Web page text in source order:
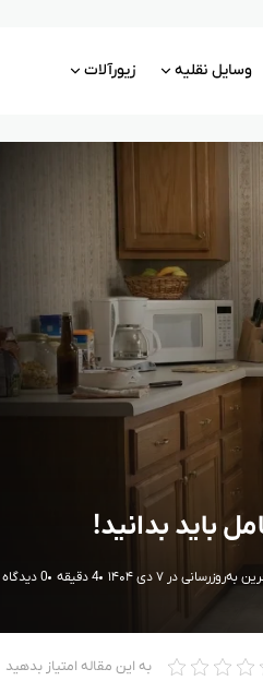
وسایل نقلیه زیورآلات
به‌روزرسانی در ۷ دی ۱۴۰۴ 4 دقیقه 0 دیدگاه
به این مقاله امتیاز بدهید